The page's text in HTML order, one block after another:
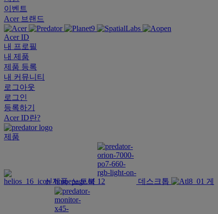
이벤트
Acer 브랜드
Acer ID
내 프로필
내 제품
제품 등록
내 커뮤니티
로그아웃
로그인
등록하기
Acer ID란?
제품
신제품 노트북 데스크톱 게